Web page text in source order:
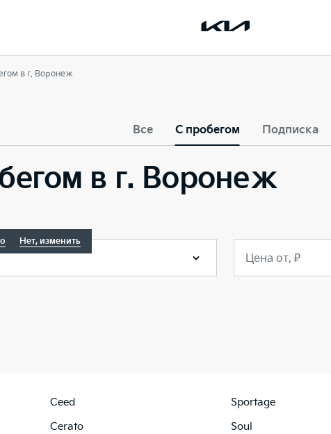
в г. Воронеж
Все С пробегом Подписка
в г. Воронеж
Нет, изменить
Цена от, ₽
Ceed Sportage
Cerato Soul